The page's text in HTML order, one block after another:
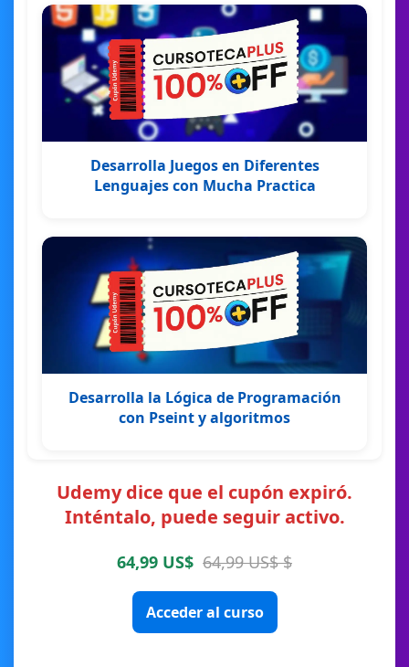
Desarrolla Juegos en Diferentes
Lenguajes con Mucha Practica
Desarrolla la Lógica de Programación
con Pseint y algoritmos
Udemy dice que el cupón expiró.
Inténtalo, puede seguir activo.
64,99 US$ 64,99 US$ $
Acceder al curso